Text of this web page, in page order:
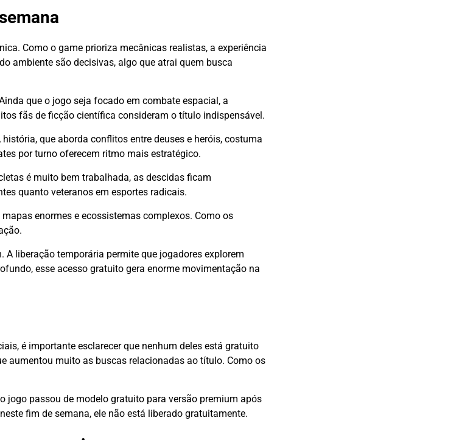
Como o game prioriza mecânicas realistas, a experiência
ambiente são decisivas, algo que atrai quem busca
que o jogo seja focado em combate espacial, a
fãs de ficção científica consideram o título indispensável.
que aborda conflitos entre deuses e heróis, costuma
por turno oferecem ritmo mais estratégico.
é muito bem trabalhada, as descidas ficam
quanto veteranos em esportes radicais.
enormes e ecossistemas complexos. Como os
liberação temporária permite que jogadores explorem
esse acesso gratuito gera enorme movimentação na
é importante esclarecer que nenhum deles está gratuito
aumentou muito as buscas relacionadas ao título. Como os
jogo passou de modelo gratuito para versão premium após
fim de semana, ele não está liberado gratuitamente.